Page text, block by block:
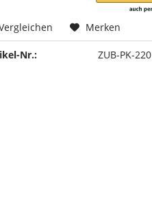
Merken
Nr.: ZUB-PK-220